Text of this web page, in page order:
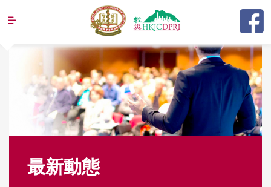
Jump to navigation
最新動態